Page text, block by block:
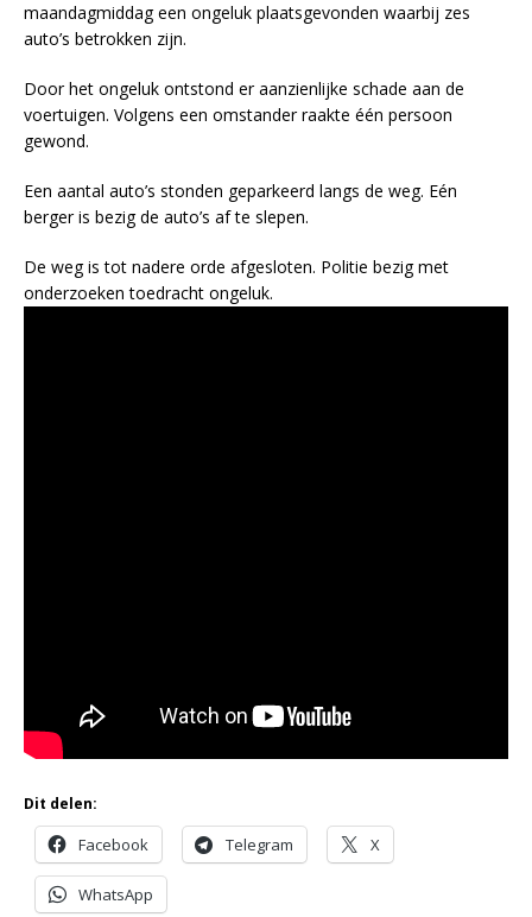
maandagmiddag een ongeluk plaatsgevonden waarbij zes
auto’s betrokken zijn.
Door het ongeluk ontstond er aanzienlijke schade aan de
voertuigen. Volgens een omstander raakte één persoon
gewond.
Een aantal auto’s stonden geparkeerd langs de weg. Eén
berger is bezig de auto’s af te slepen.
De weg is tot nadere orde afgesloten. Politie bezig met
onderzoeken toedracht ongeluk.
Dit delen:
Facebook Telegram X
WhatsApp